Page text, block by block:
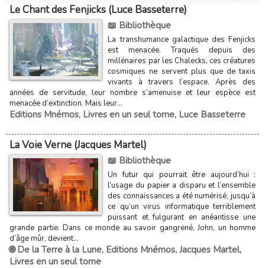
Le Chant des Fenjicks (Luce Basseterre)
📖 Bibliothèque
La transhumance galactique des Fenjicks
est menacée. Traqués depuis des
millénaires par les Chalecks, ces créatures
cosmiques ne servent plus que de taxis
vivants à travers l’espace. Après des
années de servitude, leur nombre s’amenuise et leur espèce est
menacée d’extinction. Mais leur...
Editions Mnémos, Livres en un seul tome, Luce Basseterre
La Voie Verne (Jacques Martel)
📖 Bibliothèque
Un futur qui pourrait être aujourd’hui :
l’usage du papier a disparu et l’ensemble
des connaissances a été numérisé, jusqu’à
ce qu’un virus informatique terriblement
puissant et fulgurant en anéantisse une
grande partie. Dans ce monde au savoir gangrené, John, un homme
d’âge mûr, devient...
🌐 De la Terre à la Lune, Editions Mnémos, Jacques Martel,
Livres en un seul tome